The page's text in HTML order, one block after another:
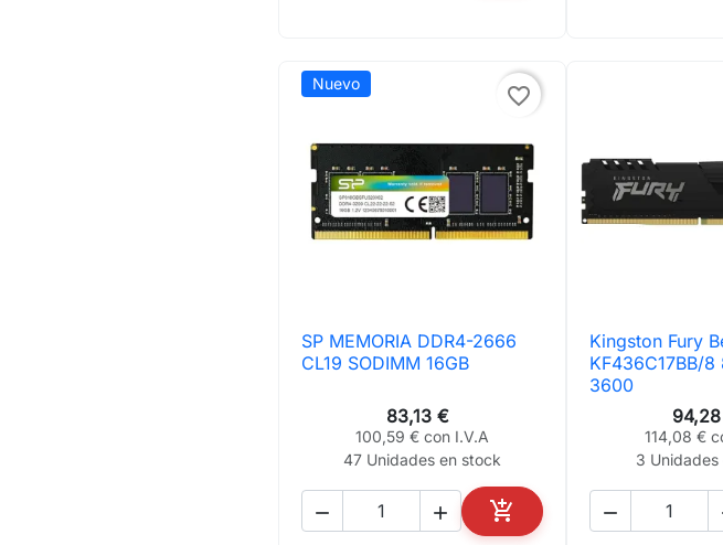
Nuevo favorite_border
 Vista rápida
SP MEMORIA DDR4-2666
CL19 SODIMM 16GB
83,13 €
100,59 € con I.V.A
47 Unidades en stock
  
AÑADIR AL CARRITO
 Vista
Kingston Fury
KF436C17BB/8
3600
114,08 €
3
